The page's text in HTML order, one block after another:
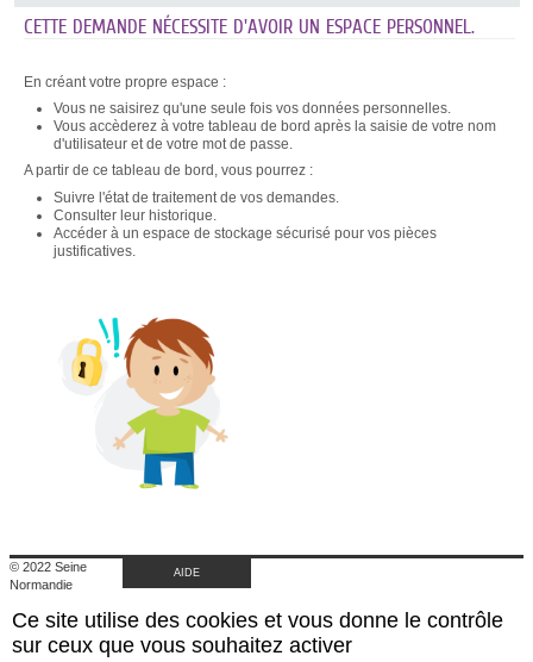
CETTE DEMANDE NÉCESSITE D'AVOIR UN ESPACE PERSONNEL.
En créant votre propre espace :
Vous ne saisirez qu'une seule fois vos données personnelles.
Vous accèderez à votre tableau de bord après la saisie de votre nom
d'utilisateur et de votre mot de passe.
A partir de ce tableau de bord, vous pourrez :
Suivre l'état de traitement de vos demandes.
Consulter leur historique.
Accéder à un espace de stockage sécurisé pour vos pièces
justificatives.
© 2022 Seine
Normandie
Retour au site de
l'agglomération
Mentions légales
AIDE
Ce site utilise des cookies et vous donne le contrôle
sur ceux que vous souhaitez activer